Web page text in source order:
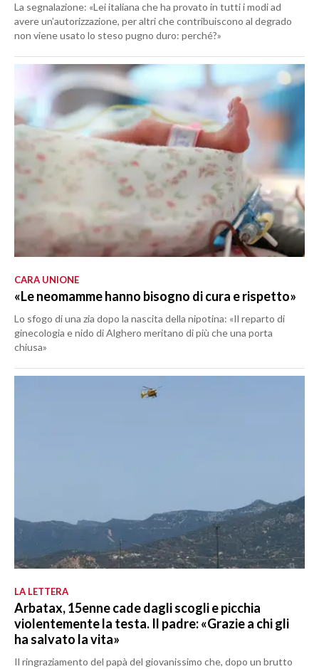
La segnalazione: «Lei italiana che ha provato in tutti i modi ad
avere un’autorizzazione, per altri che contribuiscono al degrado
non viene usato lo steso pugno duro: perché?»
CARA UNIONE
«Le neomamme hanno bisogno di cura e rispetto»
Lo sfogo di una zia dopo la nascita della nipotina: «Il reparto di
ginecologia e nido di Alghero meritano di più che una porta
chiusa»
LA LETTERA
Arbatax, 15enne cade dagli scogli e picchia
violentemente la testa. Il padre: «Grazie a chi gli
ha salvato la vita»
Il ringraziamento del papà del giovanissimo che, dopo un brutto